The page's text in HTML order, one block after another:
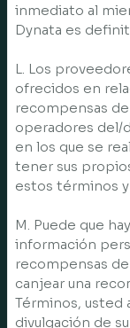
inmediato al
Dynata es
L. Los
ofrecidos en
recompensas
operadores del/
en los que se
tener sus
estos términos
M. Puede que
información
recompensas
canjear una
Términos, usted
divulgación de